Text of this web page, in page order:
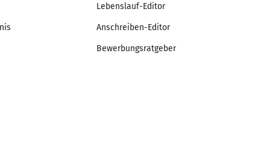
Lebenslauf-Editor
Anschreiben-Editor
Bewerbungsratgeber